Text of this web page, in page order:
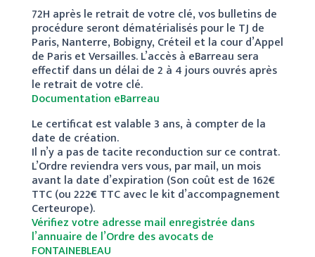
72H après le retrait de votre clé, vos bulletins de
procédure seront dématérialisés pour le TJ de
Paris, Nanterre, Bobigny, Créteil et la cour d’Appel
de Paris et Versailles. L’accès à eBarreau sera
effectif dans un délai de 2 à 4 jours ouvrés après
le retrait de votre clé.
Documentation eBarreau
Le certificat est valable 3 ans, à compter de la
date de création.
Il n’y a pas de tacite reconduction sur ce contrat.
L’Ordre reviendra vers vous, par mail, un mois
avant la date d’expiration (Son coût est de 162€
TTC (ou 222€ TTC avec le kit d’accompagnement
Certeurope).
Vérifiez votre adresse mail enregistrée dans
l’annuaire de l’Ordre des avocats de
FONTAINEBLEAU